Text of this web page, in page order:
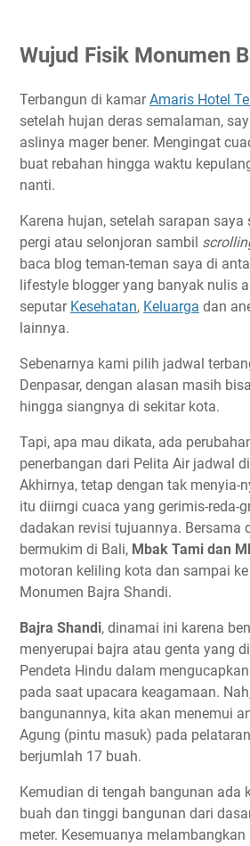
Wujud Fisik Monumen
Terbangun di kamarAmaris Hotel
setelah hujan deras semalaman,
aslinya mager bener. Mengingat
buat rebahan hingga waktu
nanti.
Karena hujan, setelah sarapan saya
pergi atau selonjoran sambil
baca blog teman-teman saya di
lifestyle blogger yang banyak nulis
seputar Kesehatan, Keluarga dan
lainnya.
Sebenarnya kami pilih jadwal
Denpasar, dengan alasan masih
hingga siangnya di sekitar kota.
Tapi, apa mau dikata, ada
penerbangan dari Pelita Air jadwal
Akhirnya, tetap dengan tak menyia-
itu diirngi cuaca yang gerimis-reda-
dadakan revisi tujuannya. Bersama
bermukim di Bali, Mbak Tami dan
motoran keliling kota dan sampai
Monumen Bajra Shandi.
Bajra Shandi, dinamai ini karena
menyerupai bajra atau genta yang
Pendeta Hindu dalam
pada saat upacara keagamaan.
bangunannya, kita akan menemui
Agung (pintu masuk) pada
berjumlah 17 buah.
Kemudian di tengah bangunan ada
buah dan tinggi bangunan dari
meter. Kesemuanya